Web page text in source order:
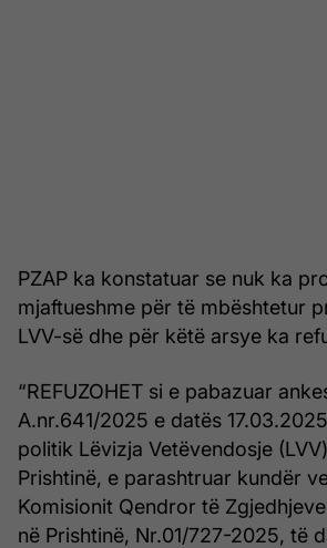
PZAP ka konstatuar se nuk ka
mjaftueshme për të mbështetur
LVV-së dhe për këtë arsye ka
“REFUZOHET si e pabazuar
A.nr.641/2025 e datës
politik Lëvizja Vetëvendosje
Prishtinë, e parashtruar kundër
Komisionit Qendror të
në Prishtinë, Nr.01/727-2025, të